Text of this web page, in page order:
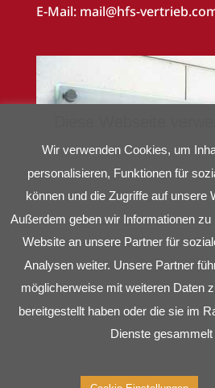
E-Mail: mail@hfs-
Wir verwenden Cookies, um
personalisieren, Funktionen für
können und die Zugriffe auf unsere
Außerdem geben wir Informationen
Website an unsere Partner für
Analysen weiter. Unsere Partner
möglicherweise mit weiteren Daten
bereitgestellt haben oder die sie im
Dienste gesammelt